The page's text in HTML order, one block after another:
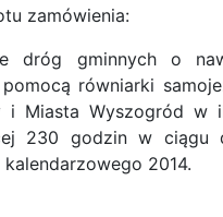
zamówienia:
dróg gminnych o
równiarki
i Miasta Wyszogród w
230 godzin w ciągu
kalendarzowego 2014.